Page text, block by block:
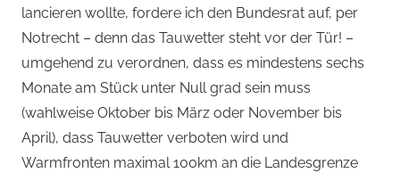
lancieren wollte, fordere ich den Bundesrat auf, per
Notrecht – denn das Tauwetter steht vor der Tür! –
umgehend zu verordnen, dass es mindestens sechs
Monate am Stück unter Null grad sein muss
(wahlweise Oktober bis März oder November bis
April), dass Tauwetter verboten wird und
Warmfronten maximal 100km an die Landesgrenze